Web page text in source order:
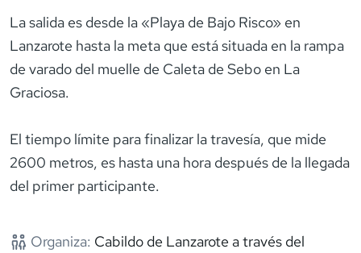
La salida es desde la «Playa de Bajo Risco» en
Lanzarote hasta la meta que está situada en la rampa
de varado del muelle de Caleta de Sebo en La
Graciosa.
El tiempo límite para finalizar la travesía, que mide
2600 metros, es hasta una hora después de la llegada
del primer participante.
Organiza: Cabildo de Lanzarote a través del